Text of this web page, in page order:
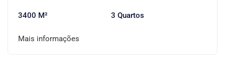
3400 M² 3 Quartos
Mais informações